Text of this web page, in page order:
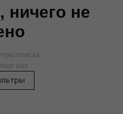
не
поиска
раз